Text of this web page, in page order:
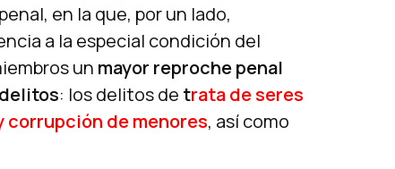
en la que, por un lado,
a la especial condición del
un mayor reproche penal
: los delitos de trata de seres
corrupción de menores, así como